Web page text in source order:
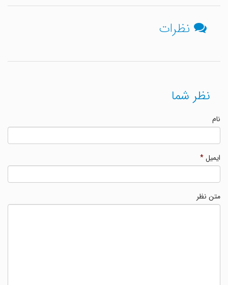
نظرات
نظر شما
ایمیل*
متن نظر